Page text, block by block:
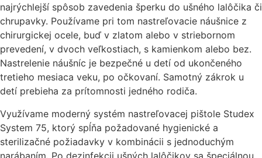
najrýchlejší spôsob zavedenia šperku do ušného lalôčika či
chrupavky. Používame pri tom nastreľovacie náušnice z
chirurgickej ocele, buď v zlatom alebo v striebornom
prevedení, v dvoch veľkostiach, s kamienkom alebo bez.
Nastrelenie náušníc je bezpečné u detí od ukončeného
tretieho mesiaca veku, po očkovaní. Samotný zákrok u
detí prebieha za prítomnosti jedného rodiča.
Využívame moderný systém nastreľovacej pištole Studex
System 75, ktorý spĺňa požadované hygienické a
sterilizačné požiadavky v kombinácii s jednoduchým
narábaním. Po dezinfekcii ušných lalôčikov sa špeciálnou